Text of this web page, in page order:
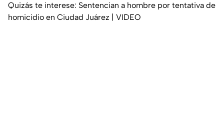
Quizás te interese: Sentencian a hombre por tentativa de
homicidio en Ciudad Juárez | VIDEO